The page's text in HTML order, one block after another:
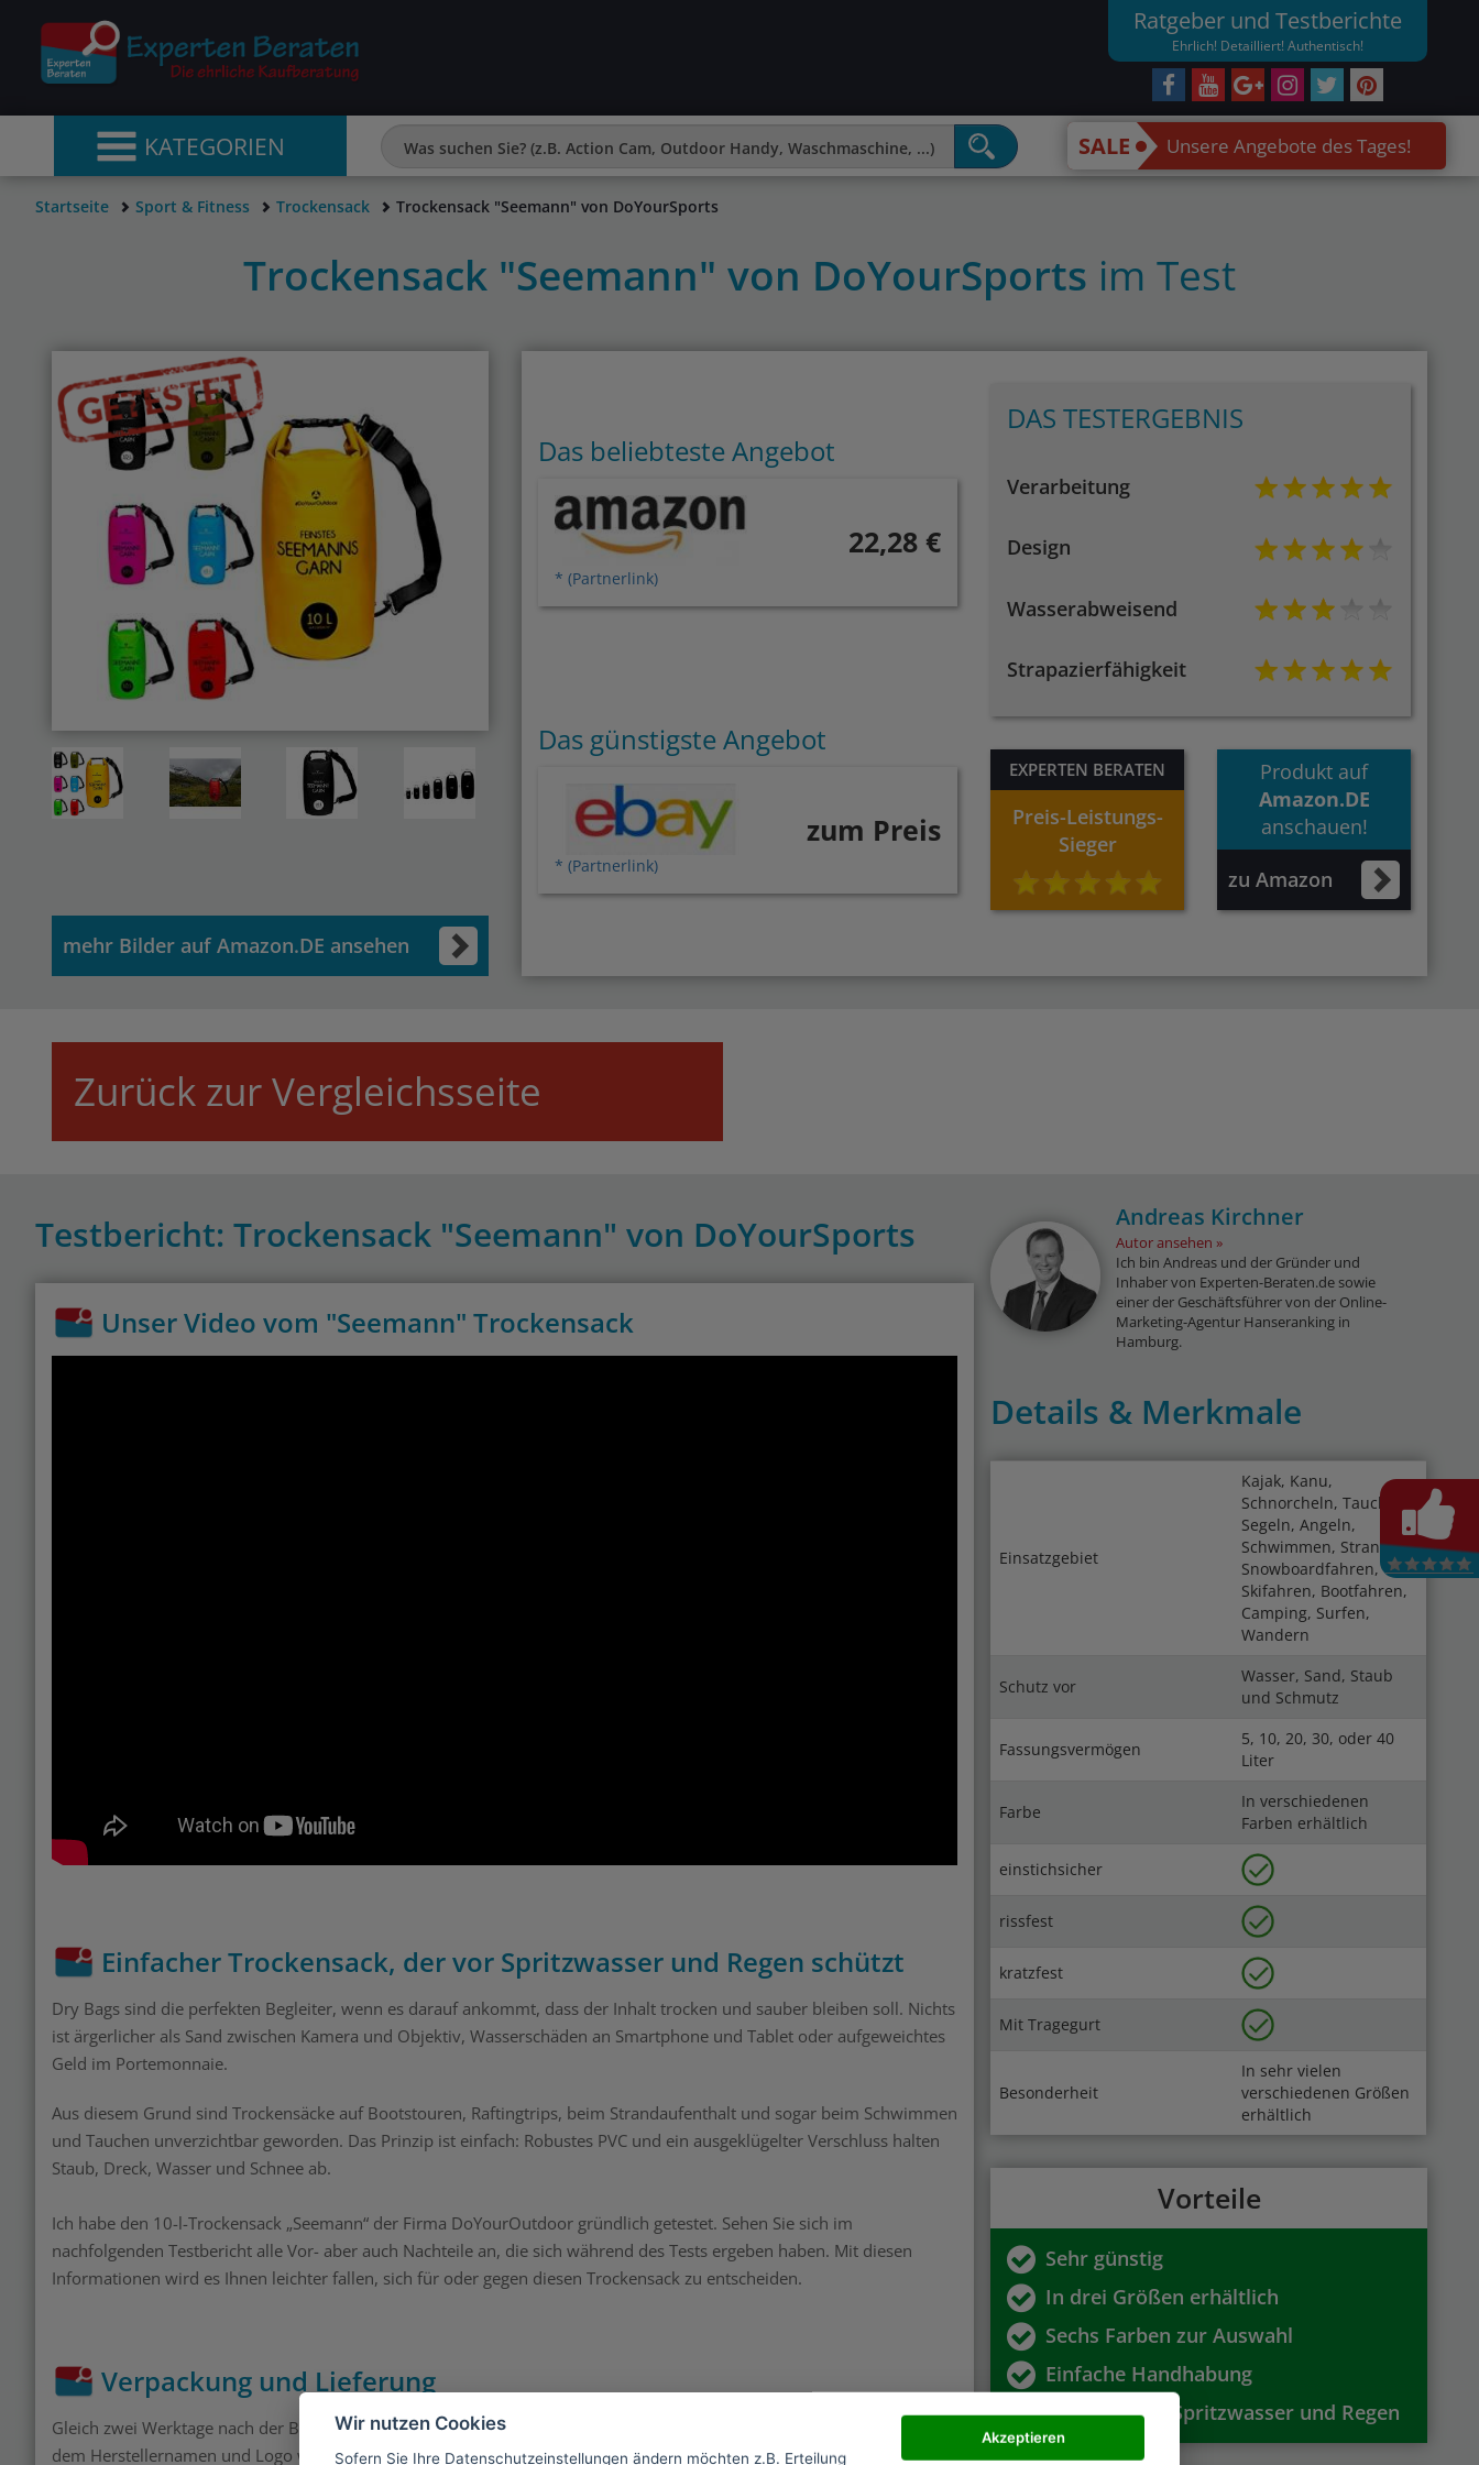
Ratgeber und Testberichte
Ehrlich! Detailliert! Authentisch!
KATEGORIEN SALE Unsere Angebote des Tages!
Startseite Sport & Fitness Trockensack Trockensack "Seemann" von DoYourSports
Trockensack "Seemann" von DoYourSports im Test
mehr Bilder auf Amazon.DE ansehen
Das beliebteste Angebot
* (Partnerlink)
22,28 €
Das günstigste Angebot
* (Partnerlink)
zum Preis
DAS TESTERGEBNIS
Verarbeitung
Design
Wasserabweisend
Strapazierfähigkeit
EXPERTEN BERATEN
Preis-Leistungs-
Sieger
Produkt auf
Amazon.DE
anschauen!
zu Amazon
Zurück zur Vergleichsseite
Testbericht: Trockensack "Seemann" von DoYourSports
Unser Video vom "Seemann" Trockensack
Einfacher Trockensack, der vor Spritzwasser und Regen schützt
Dry Bags sind die perfekten Begleiter, wenn es darauf ankommt, dass der Inhalt trocken und sauber bleiben soll. Nichts
ist ärgerlicher als Sand zwischen Kamera und Objektiv, Wasserschäden an Smartphone und Tablet oder aufgeweichtes
Geld im Portemonnaie.
Aus diesem Grund sind Trockensäcke auf Bootstouren, Raftingtrips, beim Strandaufenthalt und sogar beim Schwimmen
und Tauchen unverzichtbar geworden. Das Prinzip ist einfach: Robustes PVC und ein ausgeklügelter Verschluss halten
Staub, Dreck, Wasser und Schnee ab.
Ich habe den 10-l-Trockensack „Seemann“ der Firma DoYourOutdoor gründlich getestet. Sehen Sie sich im
nachfolgenden Testbericht alle Vor- aber auch Nachteile an, die sich während des Tests ergeben haben. Mit diesen
Informationen wird es Ihnen leichter fallen, sich für oder gegen diesen Trockensack zu entscheiden.
Verpackung und Lieferung
Gleich zwei Werktage nach der Bestellung kam der Trockensack in einem neutralen braunen Karton bei mir an. Außer
dem Herstellernamen und Logo war nichts zu sehen, was denTrockensackfür einen Direktversand als
Andreas Kirchner
Autor ansehen
Ich bin Andreas und der Gründer und
Inhaber von Experten-Beraten.de sowie
einer der Geschäftsführer von der Online-
Marketing-Agentur Hanseranking in
Hamburg.
Details & Merkmale
Einsatzgebiet
Kajak, Kanu,
Schnorcheln, Tauchen,
Segeln, Angeln,
Schwimmen, Strand,
Snowboardfahren,
Skifahren, Bootfahren,
Camping, Surfen,
Wandern
Schutz vor
Wasser, Sand, Staub
und Schmutz
Fassungsvermögen
5, 10, 20, 30, oder 40
Liter
Farbe
In verschiedenen
Farben erhältlich
einstichsicher
rissfest
kratzfest
Mit Tragegurt
Besonderheit
In sehr vielen
verschiedenen Größen
erhältlich
Vorteile
Sehr günstig
In drei Größen erhältlich
Sechs Farben zur Auswahl
Einfache Handhabung
Reicht gegen Spritzwasser und Regen
Wir nutzen Cookies
Sofern Sie Ihre Datenschutzeinstellungen ändern möchten z.B. Erteilung
Akzeptieren